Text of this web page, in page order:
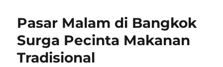
Pasar Malam di Bangkok
Surga Pecinta Makanan
Tradisional